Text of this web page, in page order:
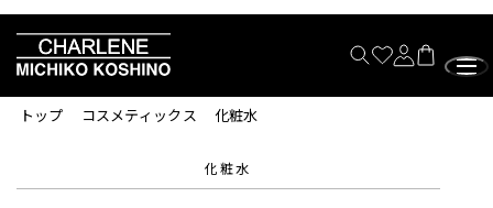
トップ コスメティックス 化粧水
化粧水